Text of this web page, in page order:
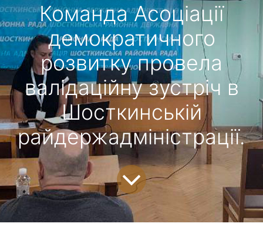
Команда Асоціації
демократичного
розвитку провела
валідаційну зустріч в
Шосткинській
райдержадміністрації.